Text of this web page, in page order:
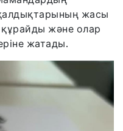
жасы
және олар
жатады.